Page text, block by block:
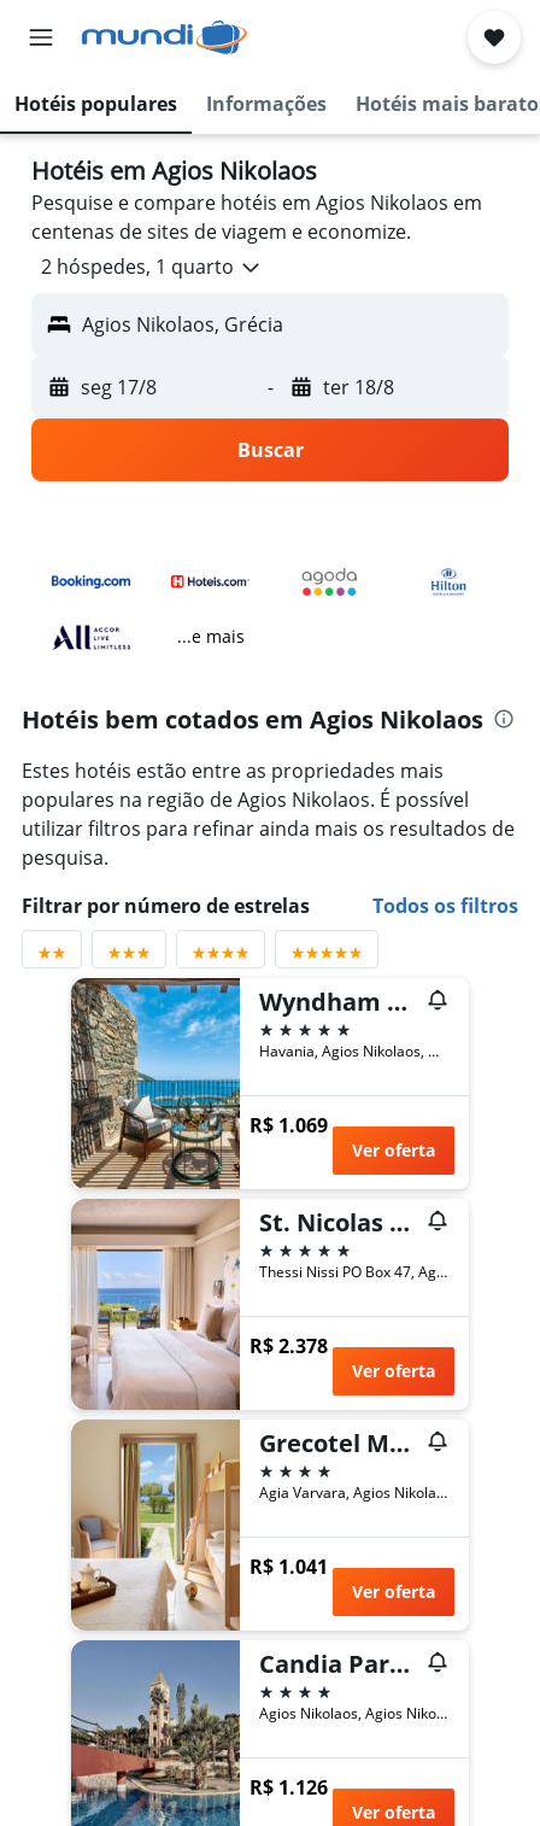
Hotéis populares Informações Hotéis mais
Hotéis em Agios Nikolaos
Pesquise e compare hotéis em Agios Nikolaos em
centenas de sites de viagem e economize.
2 hóspedes, 1 quarto
Agios Nikolaos, Grécia
seg 17/8 - ter 18/8
Buscar
...e mais
Hotéis bem cotados em Agios Nikolaos
Estes hotéis estão entre as propriedades mais
populares na região de Agios Nikolaos. É possível
utilizar filtros para refinar ainda mais os resultados de
pesquisa.
Filtrar por número de estrelas
Todos os filtros
Wyndham Grand Crete Mirabello Bay
5 estrelas
Havania, Agios Nikolaos, Grécia
R$ 1.069
Ver oferta
St. Nicolas Bay Resort Hotel & Villas
5 estrelas
Thessi Nissi PO Box 47, Agios Nikolaos, Grécia
R$ 2.378
Ver oferta
Grecotel Meli Palace
4 estrelas
Agia Varvara, Agios Nikolaos, Grécia
R$ 1.041
Ver oferta
Candia Park Village
4 estrelas
Agios Nikolaos, Agios Nikolaos, Grécia
R$ 1.126
Ver oferta